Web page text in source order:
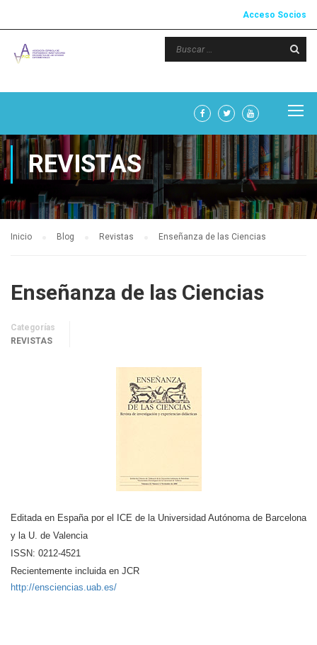
Acceso Socios
REVISTAS
Inicio Blog Revistas Enseñanza de las Ciencias
Enseñanza de las Ciencias
Categorías
REVISTAS
Editada en España por el ICE de la Universidad Autónoma de Barcelona
y la U. de Valencia
ISSN: 0212-4521
Recientemente incluida en JCR
http://ensciencias.uab.es/